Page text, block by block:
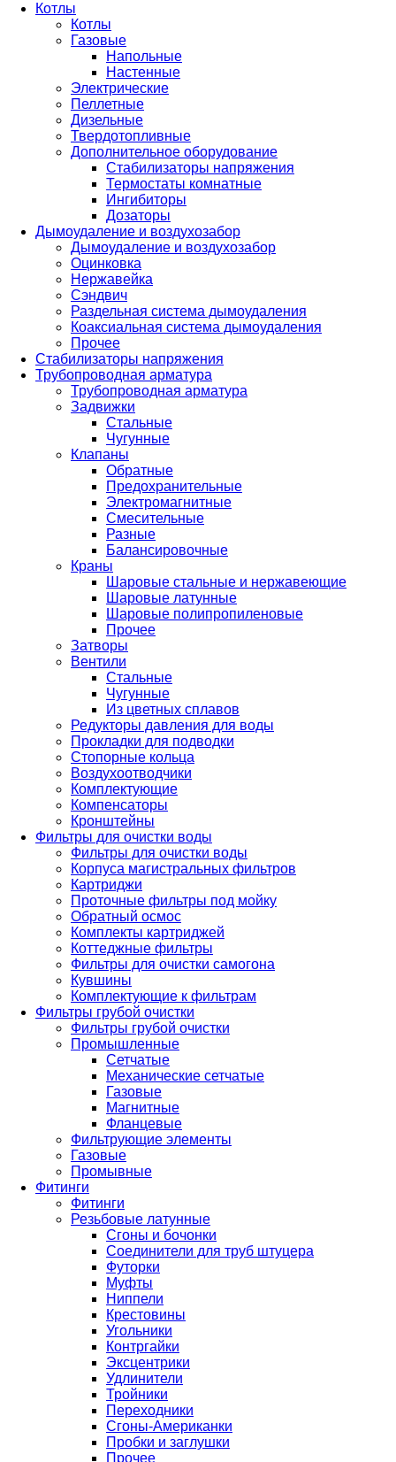
Котлы
Котлы
Газовые
Напольные
Настенные
Электрические
Пеллетные
Дизельные
Твердотопливные
Дополнительное оборудование
Стабилизаторы напряжения
Термостаты комнатные
Ингибиторы
Дозаторы
Дымоудаление и воздухозабор
Дымоудаление и воздухозабор
Оцинковка
Нержавейка
Сэндвич
Раздельная система дымоудаления
Коаксиальная система дымоудаления
Прочее
Стабилизаторы напряжения
Трубопроводная арматура
Трубопроводная арматура
Задвижки
Стальные
Чугунные
Клапаны
Обратные
Предохранительные
Электромагнитные
Смесительные
Разные
Балансировочные
Краны
Шаровые стальные и нержавеющие
Шаровые латунные
Шаровые полипропиленовые
Прочее
Затворы
Вентили
Стальные
Чугунные
Из цветных сплавов
Редукторы давления для воды
Прокладки для подводки
Стопорные кольца
Воздухоотводчики
Комплектующие
Компенсаторы
Кронштейны
Фильтры для очистки воды
Фильтры для очистки воды
Корпуса магистральных фильтров
Картриджи
Проточные фильтры под мойку
Обратный осмос
Комплекты картриджей
Коттеджные фильтры
Фильтры для очистки самогона
Кувшины
Комплектующие к фильтрам
Фильтры грубой очистки
Фильтры грубой очистки
Промышленные
Сетчатые
Механические сетчатые
Газовые
Магнитные
Фланцевые
Фильтрующие элементы
Газовые
Промывные
Фитинги
Фитинги
Резьбовые латунные
Сгоны и бочонки
Соединители для труб штуцера
Футорки
Муфты
Ниппели
Крестовины
Угольники
Контргайки
Эксцентрики
Удлинители
Тройники
Переходники
Сгоны-Американки
Пробки и заглушки
Прочее